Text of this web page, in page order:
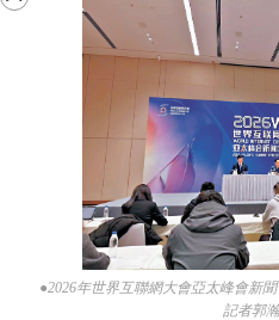
●2026年世界互聯網大會亞太峰會新
記者郭